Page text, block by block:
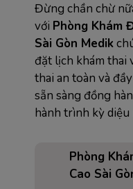
Đừng chần chừ
với Phòng Khám
Sài Gòn Medik
đặt lịch khám thai
thai an toàn và
sẵn sàng đồng
hành trình kỳ diệu
Phòng
Cao Sài